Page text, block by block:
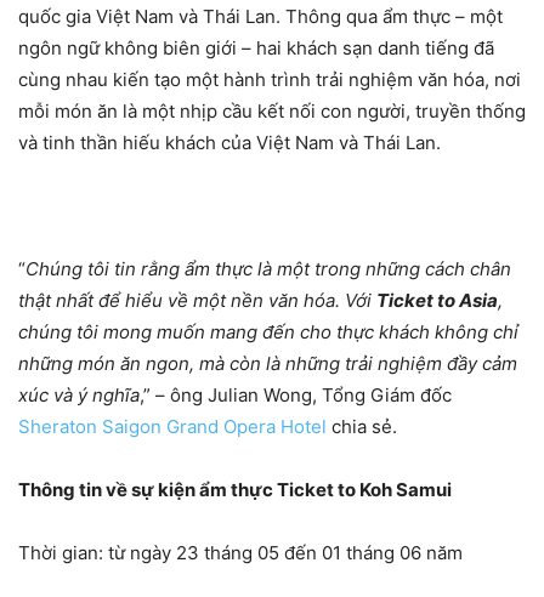
quốc gia Việt Nam và Thái Lan. Thông qua ẩm thực – một
ngôn ngữ không biên giới – hai khách sạn danh tiếng đã
cùng nhau kiến tạo một hành trình trải nghiệm văn hóa, nơi
mỗi món ăn là một nhịp cầu kết nối con người, truyền thống
và tinh thần hiếu khách của Việt Nam và Thái Lan.
“Chúng tôi tin rằng ẩm thực là một trong những cách chân
thật nhất để hiểu về một nền văn hóa. Với Ticket to Asia,
chúng tôi mong muốn mang đến cho thực khách không chỉ
những món ăn ngon, mà còn là những trải nghiệm đầy cảm
xúc và ý nghĩa,” – ông Julian Wong, Tổng Giám đốc
Sheraton Saigon Grand Opera Hotel chia sẻ.
Thông tin về sự kiện ẩm thực Ticket to Koh Samui
Thời gian: từ ngày 23 tháng 05 đến 01 tháng 06 năm